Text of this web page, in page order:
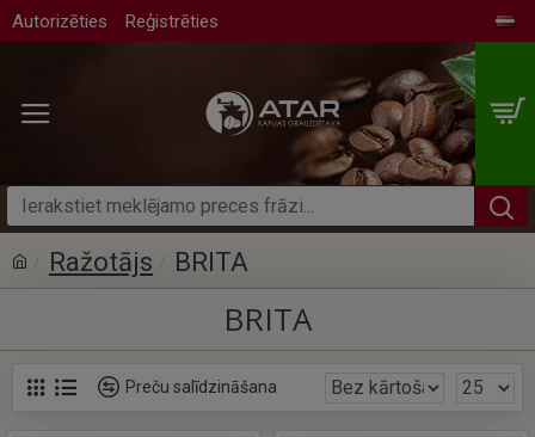
Autorizēties Reģistrēties
Ražotājs BRITA
BRITA
Preču salīdzināšana